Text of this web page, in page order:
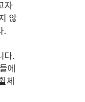
자
않
.
다.
에
체